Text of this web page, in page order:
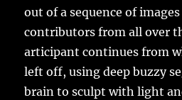
out of a sequence of
contributors from all over
articipant continues from
left off, using deep buzzy
brain to sculpt with light